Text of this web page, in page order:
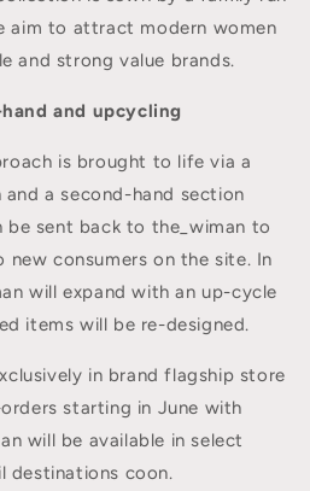
aim to attract modern women
and strong value brands.
and upcycling
is brought to life via a
a second-hand section
be sent back to the_wiman to
new consumers on the site. In
will expand with an up-cycle
items will be re-designed.
in brand flagship store
starting in June with
will be available in select
destinations coon.